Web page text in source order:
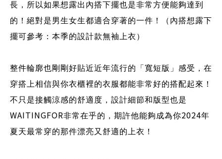
長，所以如果想露出內搭下擺也是非常方便能夠達到
的！絕對是男生女生都適合穿著的一件！（內搭想露下
擺可參考：本季的設計款無袖上衣）
整件輪廓也剛剛好貼近近年流行的「寬短版」感受，在
穿搭上相信與你衣櫃裡的衣服都能非常好的搭配起來！
不只是接觸涼感的舒適度，設計細節和版型也是
WAITINGFOR非常在乎的，期許他能夠成為你2024年
夏天最常穿的那件漂亮又舒適的上衣！